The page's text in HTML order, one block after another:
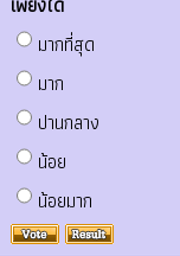
มากที่สุด
มาก
ปานกลาง
น้อย
น้อยมาก